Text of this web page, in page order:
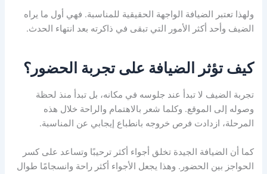
ولهذا تعتبر الضيافة الواجهة الحقيقية للمناسبة. فهي أول ما يراه
الضيف وأحد أكثر الأمور التي تبقى في ذاكرته بعد انتهاء الحدث.
كيف تؤثر الضيافة على تجربة الحضور؟
تجربة الضيف لا تبدأ عند جلوسه في مكانه، بل تبدأ منذ لحظة
وصوله إلى الموقع. وكلما شعر بالاهتمام والراحة خلال هذه
المرحلة، ازدادت فرص خروجه بانطباع إيجابي عن المناسبة.
كما أن الضيافة الجيدة تخلق أجواء أكثر ترحيبًا وتساعد على كسر
الحواجز بين الحضور. وهذا يجعل الأجواء أكثر راحة وانسجامًا طوال